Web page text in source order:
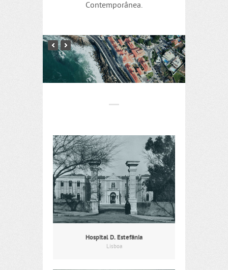
Contemporânea.
Hospital D. Estefânia
Lisboa